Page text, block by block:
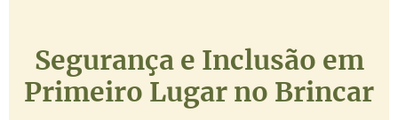
Segurança e Inclusão em
Primeiro Lugar no Brincar